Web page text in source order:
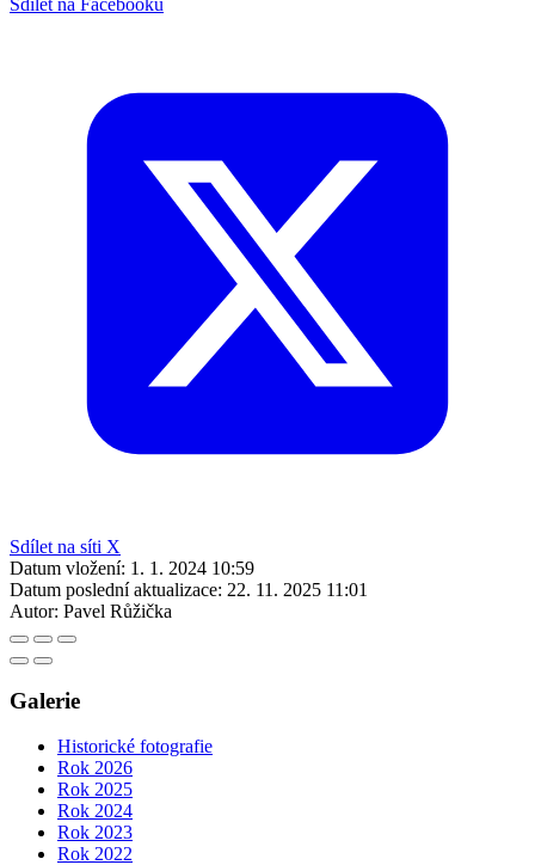
Sdílet na síti X
Datum vložení: 1. 1. 2024 10:59
Datum poslední aktualizace: 22. 11. 2025 11:01
Autor: Pavel Růžička
Galerie
Historické fotografie
Rok 2026
Rok 2025
Rok 2024
Rok 2023
Rok 2022